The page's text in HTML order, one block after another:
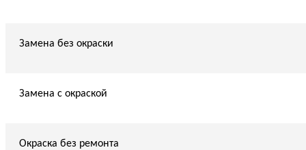
Замена без окраски
Замена с окраской
Окраска без ремонта